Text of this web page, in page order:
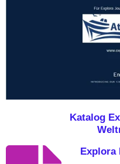
Katalog
Explora